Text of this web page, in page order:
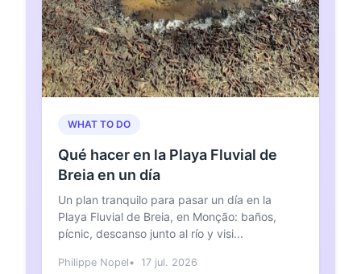
WHAT TO DO
Qué hacer en la Playa Fluvial de
Breia en un día
Un plan tranquilo para pasar un día en la
Playa Fluvial de Breia, en Monção: baños,
pícnic, descanso junto al río y visi...
Philippe Nopel 17 jul. 2026